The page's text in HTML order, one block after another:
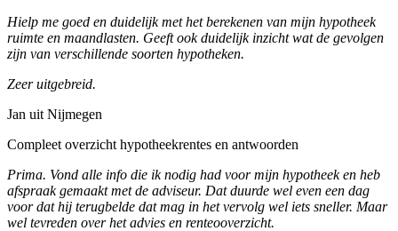
Hielp me goed en duidelijk met het berekenen van mijn hypotheek
ruimte en maandlasten. Geeft ook duidelijk inzicht wat de gevolgen
zijn van verschillende soorten hypotheken.
Zeer uitgebreid.
Jan uit Nijmegen
Compleet overzicht hypotheekrentes en antwoorden
Prima. Vond alle info die ik nodig had voor mijn hypotheek en heb
afspraak gemaakt met de adviseur. Dat duurde wel even een dag
voor dat hij terugbelde dat mag in het vervolg wel iets sneller. Maar
wel tevreden over het advies en renteooverzicht.